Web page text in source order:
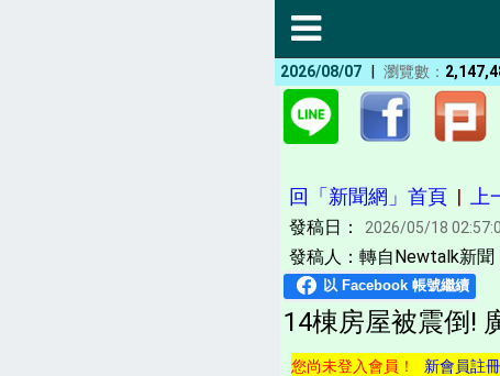
2026/08/07 | 瀏覽數：
回「新聞網」首頁 | 上
發稿日： 2026/05/18
發稿人：轉自Newtalk新聞
14棟房屋被震倒!
您尚未登入會員！ 新會員註冊